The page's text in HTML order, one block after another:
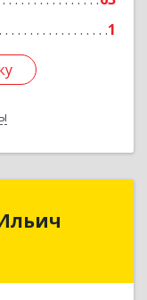
1
Кировград г,